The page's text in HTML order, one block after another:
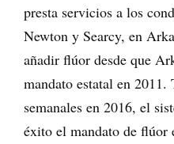
presta servicios a los
Newton y Searcy, en
añadir flúor desde que
mandato estatal en
semanales en 2016, el
éxito el mandato de flúor